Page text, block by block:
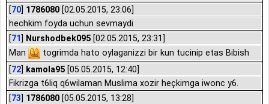
[70] 1786080 [02.05.2015, 23:06]
hechkim foyda uchun sevmaydi
[71] Nurshodbek095 [02.05.2015, 23:31]
Man
togrimda hato oylaganizzi bir kun tucinip etas Bibish
[72] kamola95 [05.05.2015, 12:40]
Fikrizga t6liq q6wilaman Muslima xozir heçkimga iwonc y6.
[73] 1786080 [05.05.2015, 13:28]